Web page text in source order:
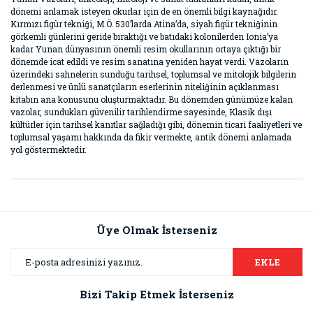
dönemi anlamak isteyen okurlar için de en önemli bilgi kaynağıdır.
Kırmızı figür tekniği, M.Ö. 530’larda Atina’da, siyah figür tekniğinin
görkemli günlerini geride bıraktığı ve batıdaki kolonilerden Ionia’ya
kadar Yunan dünyasının önemli resim okullarının ortaya çıktığı bir
dönemde icat edildi ve resim sanatına yeniden hayat verdi. Vazoların
üzerindeki sahnelerin sunduğu tarihsel, toplumsal ve mitolojik bilgilerin
derlenmesi ve ünlü sanatçıların eserlerinin niteliğinin açıklanması
kitabın ana konusunu oluşturmaktadır. Bu dönemden günümüze kalan
vazolar, sundukları güvenilir tarihlendirme sayesinde, Klasik dışı
kültürler için tarihsel kanıtlar sağladığı gibi, dönemin ticari faaliyetleri ve
toplumsal yaşamı hakkında da fikir vermekte, antik dönemi anlamada
yol göstermektedir.
Görüş ve önerileriniz için teşekkür ederiz.
Ürün resmi kalitesiz, bozuk veya görüntülenemiyor.
Ürün bilgilerinde hatalar bulunuyor.
Üye Olmak İsterseniz
EKLE
Bizi Takip Etmek İsterseniz